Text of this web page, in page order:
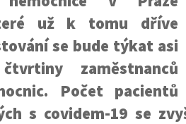
už k tomu dříve
se bude týkat asi
zaměstnanců
Počet pacientů
s covidem-19 se